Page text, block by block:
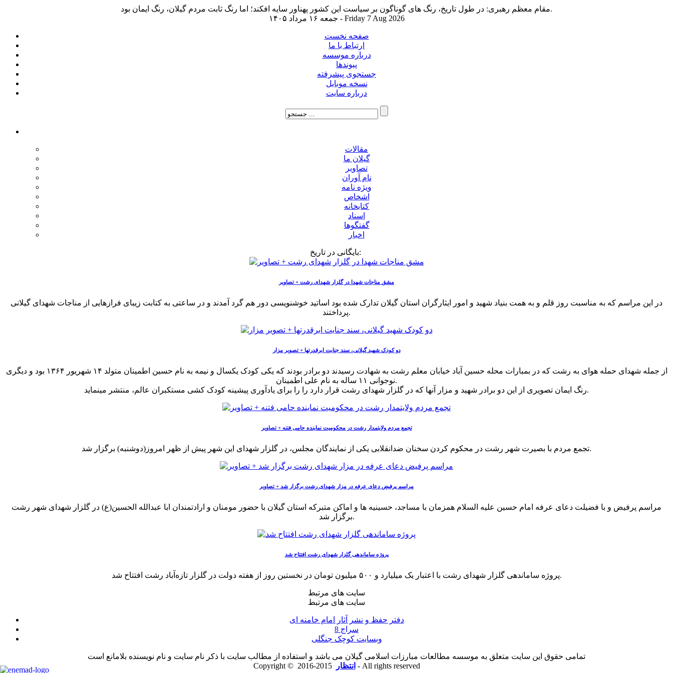
مقام معظم رهبری: در طول تاریخ، رنگ های گوناگون بر سیاست این کشور پهناور سایه افکند؛ اما رنگ ثابت مردم گیلان، رنگ ایمان بود.
جمعه ۱۶ مرداد ۱۴۰۵ - Friday 7 Aug 2026
صفحه نخست
ارتباط با ما
درباره موسسه
پیوندها
جستجوی پیشرفته
نسخه موبایل
درباره سایت
مقالات
گیلان ما
تصاویر
نام آوران
ویژه نامه
اشخاص
کتابخانه
اسناد
گفتگوها
اخبار
بایگانی در تاریخ:
مشق مناجات شهدا در گلزار شهدای رشت + تصاویر
در این مراسم که به مناسبت روز قلم و به همت بنیاد شهید و امور ایثارگران استان گیلان تدارک شده بود اساتید خوشنویسی دور هم گرد آمدند و در ساعتی به کتابت زیبای فرازهایی از مناجات شهدای گیلانی
پرداختند.
دو کودک شهید گیلانی، سند جنایت ابرقدرتها + تصویر مزار
از جمله شهدای حمله هوای به رشت که در بمبارات محله حسین آباد خیابان معلم رشت به شهادت رسیدند دو برادر بودند که یکی کودک یکسال و نیمه به نام حسین اطمینان متولد ۱۴ شهریور ۱۳۶۴ بود و دیگری
نوجوانی ۱۱ ساله به نام علی اطمینان.
رنگ ایمان تصویری از این دو برادر شهید و مزار آنها که در گلزار شهدای رشت قرار دارد را را برای یادآوری پیشینه کودک کشی مستکبران عالم، منتشر مینماید.
تجمع مردم ولایتمدار رشت در محکومیت نماینده حامی فتنه + تصاویر
تجمع مردم با بصیرت شهر رشت در محکوم کردن سخنان ضدانقلابی یکی از نمایندگان مجلس، در گلزار شهدای این شهر پیش از ظهر امروز(دوشنبه) برگزار شد.
مراسم پرفیض دعای عرفه در مزار شهدای رشت برگزار شد + تصاویر
مراسم پرفیض و با فضیلت دعای عرفه امام حسین علیه السلام همزمان با مساجد، حسینیه ها و اماکن متبرکه استان گیلان با حضور مومنان و ارادتمندان ابا عبدالله الحسین(ع) در گلزار شهدای شهر رشت
برگزار شد.
پروژه ساماندهی گلزار شهدای رشت افتتاح شد
پروژه ساماندهی گلزار شهدای رشت با اعتبار یک میلیارد و ۵۰۰ میلیون تومان در نخستین روز از هفته دولت در گلزار تازه‌آباد رشت افتتاح شد.
سایت های مرتبط
سایت های مرتبط
دفتر حفظ و نشر آثار امام خامنه ای
سراج 8
وبسایت کوچک جنگلی
تمامی حقوق این سایت متعلق به موسسه مطالعات مبارزات اسلامی گیلان می باشد و استفاده از مطالب سایت با ذکر نام سایت و نام نویسنده بلامانع است
Copyright ©
انتظار 2015-2016 - All rights reserved